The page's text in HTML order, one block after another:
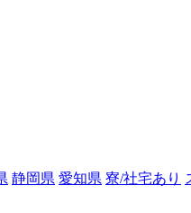
静岡県 愛知県 寮/社宅あり